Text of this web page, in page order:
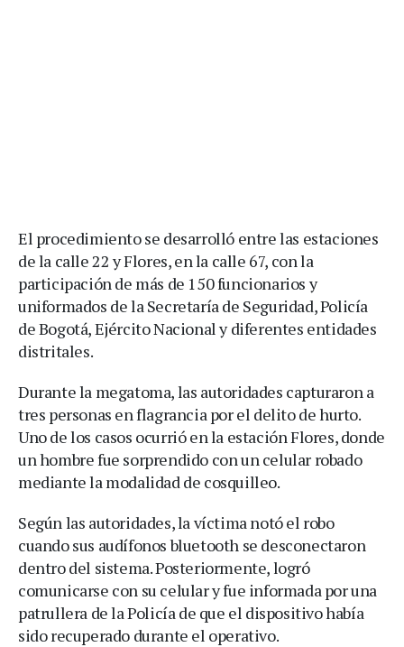
El procedimiento se desarrolló entre las estaciones
de la calle 22 y Flores, en la calle 67, con la
participación de más de 150 funcionarios y
uniformados de la Secretaría de Seguridad, Policía
de Bogotá, Ejército Nacional y diferentes entidades
distritales.
Durante la megatoma, las autoridades capturaron a
tres personas en flagrancia por el delito de hurto.
Uno de los casos ocurrió en la estación Flores, donde
un hombre fue sorprendido con un celular robado
mediante la modalidad de cosquilleo.
Según las autoridades, la víctima notó el robo
cuando sus audífonos bluetooth se desconectaron
dentro del sistema. Posteriormente, logró
comunicarse con su celular y fue informada por una
patrullera de la Policía de que el dispositivo había
sido recuperado durante el operativo.